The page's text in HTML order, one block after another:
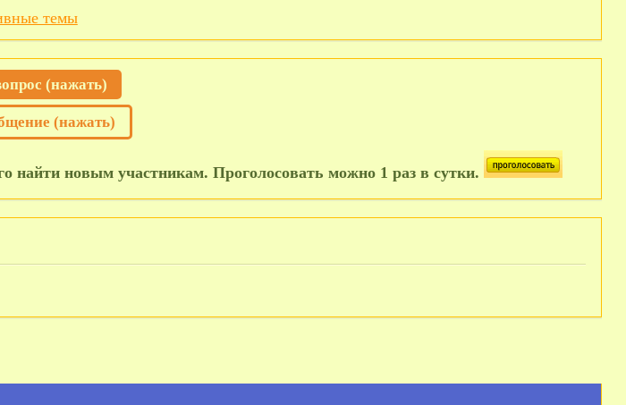
темы
(нажать)
(нажать)
найти новым участникам. Проголосовать можно 1 раз в сутки.